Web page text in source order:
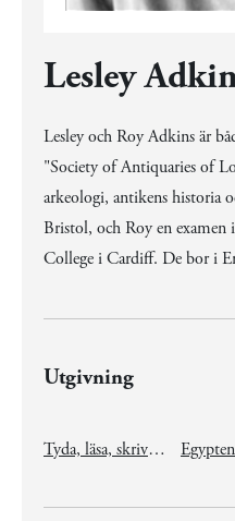
Lesley
Lesley och Roy Adkins är
"Society of Antiquaries of
arkeologi, antikens historia
Bristol, och Roy en
College i Cardiff. De bor i
Utgivning
Tyda, läsa, skriva egyptiska hieroglyfer